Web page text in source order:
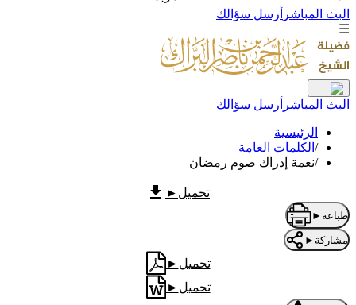
البث المباشر أرسل سؤالك
☰
البث المباشر أرسل سؤالك
الرئيسية
/ الكلمات العامة
/نعمة إدراك صوم رمضان
تحميل ►
طباعة ►
مشاركة ►
تحميل ►
تحميل ►